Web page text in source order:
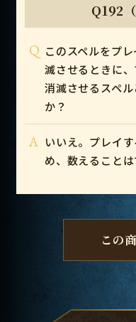
Q192
Q このスペルをプ
滅させるときに
消滅させるスペ
か？
A いいえ。プレイ
め、数えることは
この